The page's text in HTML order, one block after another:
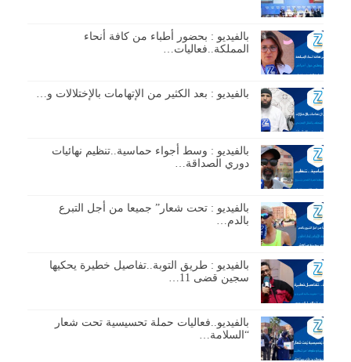
بالفيديو : بحضور أطباء من كافة أنحاء
المملكة..فعاليات…
بالفيديو : بعد الكثير من الإتهامات بالإختلالات و…
بالفيديو : وسط أجواء حماسية..تنظيم نهائيات
دوري الصداقة…
بالفيديو : تحت شعار” جميعا من أجل التبرع
بالدم…
بالفيديو : طريق التوبة..تفاصيل خطيرة يحكيها
سجين قضى 11…
بالفيديو..فعاليات حملة تحسيسية تحت شعار
“السلامة…